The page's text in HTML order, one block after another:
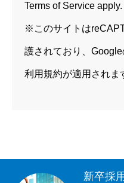
Terms of Service apply.
※このサイトは
護されており、
利用規約が適用されま
新卒採